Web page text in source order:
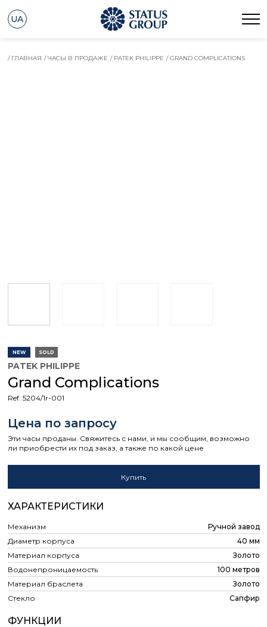
UA
/ ГЛАВНАЯ / ЧАСЫ В ПРОДАЖЕ / PATEK PHILIPPE / GRAND COMPLICATIONS
NEW SOLD
PATEK PHILIPPE
Grand Complications
Ref. 5204/1r-001
Цена по запросу
Эти часы проданы. Свяжитесь с нами, и мы сообщим, возможно
ли приобрести их под заказ, а также по какой цене
Купить
ХАРАКТЕРИСТИКИ
Механизм
Ручной завод
Диаметр корпуса
40 мм
Материал корпуса
Золото
Водонепроницаемость
100 метров
Материал браслета
Золото
Стекло
Сапфир
ФУНКЦИИ